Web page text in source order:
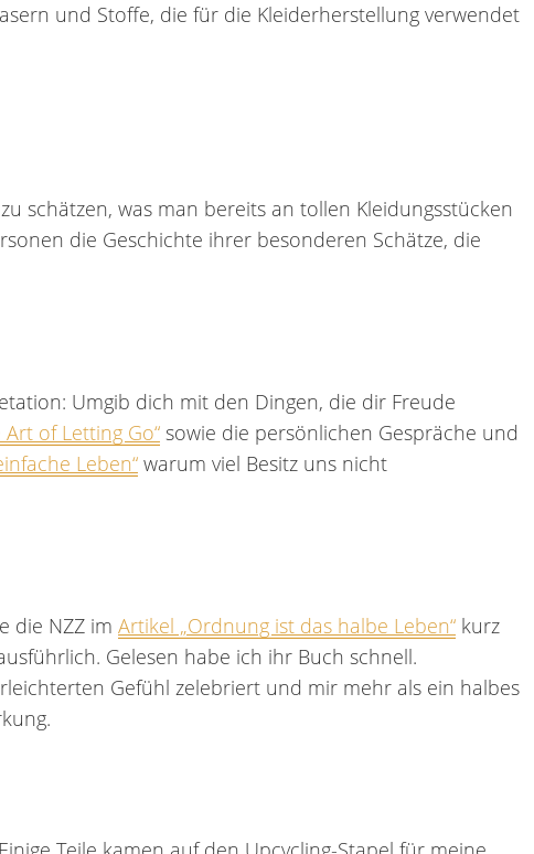
und Stoffe, die für die Kleiderherstellung verwendet
schätzen, was man bereits an tollen Kleidungsstücken
die Geschichte ihrer besonderen Schätze, die
Umgib dich mit den Dingen, die dir Freude
Art of Letting Go“ sowie die persönlichen Gespräche und
Leben“ warum viel Besitz uns nicht
die NZZ im Artikel „Ordnung ist das halbe Leben“ kurz
Gelesen habe ich ihr Buch schnell.
Gefühl zelebriert und mir mehr als ein halbes